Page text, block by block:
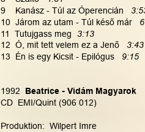
9    Kanász - Túl az Óperencián
10  Járom az utam - Túl késő már
11  Tutujgass meg
3:13
12  Ó, mit tett velem ez a Jenő 3:43
13  Én is egy Kicsit - Epilógus
9:15
1992
  Beatrice - Vidám Magyarok
CD  EMI/Quint (906 012)
Produktion:  Wilpert Imre